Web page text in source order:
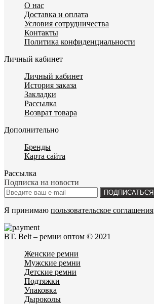
О нас
Доставка и оплата
Условия сотрудничества
Контакты
Политика конфиденциальности
Личный кабинет
Личный кабинет
История заказа
Закладки
Рассылка
Возврат товара
Дополнительно
Бренды
Карта сайта
Рассылка
Подписка на новости
ПОДПИСАТЬСЯ
Я принимаю пользовательское соглашения
BT. Belt – ремни оптом © 2021
Женские ремни
Мужские ремни
Детские ремни
Подтяжки
Упаковка
Дыроколы